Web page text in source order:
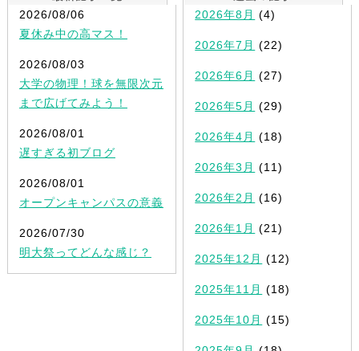
2026/08/06
夏休み中の高マス！
2026/08/03
大学の物理！球を無限次元
まで広げてみよう！
2026/08/01
遅すぎる初ブログ
2026/08/01
オープンキャンパスの意義
2026/07/30
明大祭ってどんな感じ？
2026年8月 (4)
2026年7月 (22)
2026年6月 (27)
2026年5月 (29)
2026年4月 (18)
2026年3月 (11)
2026年2月 (16)
2026年1月 (21)
2025年12月 (12)
2025年11月 (18)
2025年10月 (15)